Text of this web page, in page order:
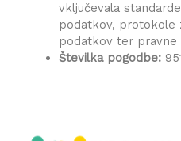
vključevala
podatkov, protokole
podatkov ter pravne
Številka pogodbe: